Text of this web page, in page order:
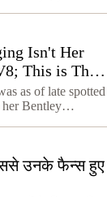
Isn't Her
This is The
as of late spotted
Bentley
उनके फैन्स हुए